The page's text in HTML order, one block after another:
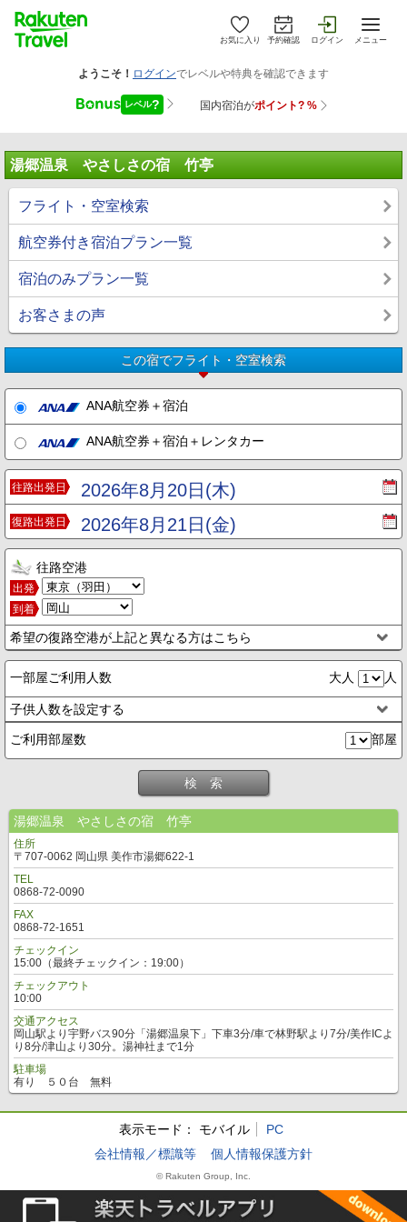
お気に入り 予約確認 ログイン メニュー
湯郷温泉 やさしさの宿 竹亭
フライト・空室検索
航空券付き宿泊プラン一覧
宿泊のみプラン一覧
お客さまの声
この宿でフライト・空室検索
ANA航空券＋宿泊
ANA航空券＋宿泊＋レンタカー
往路出発日 2026年8月20日(木)
復路出発日 2026年8月21日(金)
往路空港
出発
到着
希望の復路空港が上記と異なる方はこちら
一部屋ご利用人数 大人 人
子供人数を設定する
ご利用部屋数 部屋
検 索
湯郷温泉 やさしさの宿 竹亭
住所
〒707-0062 岡山県 美作市湯郷622-1
TEL
0868-72-0090
FAX
0868-72-1651
チェックイン
15:00（最終チェックイン：19:00）
チェックアウト
10:00
交通アクセス
岡山駅より宇野バス90分「湯郷温泉下」下車3分/車で林野駅より7分/美作ICよ
り8分/津山より30分。湯神社まで1分
駐車場
有り ５０台 無料
表示モード： モバイル
PC
会社情報／標識等
個人情報保護方針
© Rakuten Group, Inc.